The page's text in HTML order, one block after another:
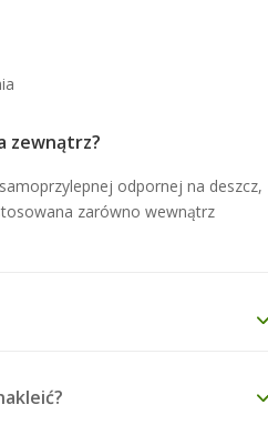
zewnątrz?
odpornej na deszcz,
zarówno wewnątrz